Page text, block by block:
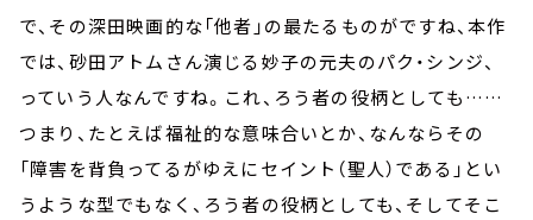
で、その深田映画的な「他者」の最たるものがですね、本作
では、砂田アトムさん演じる妙子の元夫のパク・シンジ、
っていう人なんですね。これ、ろう者の役柄としても……
つまり、たとえば福祉的な意味合いとか、なんならその
「障害を背負ってるがゆえにセイント（聖人）である」とい
うような型でもなく、ろう者の役柄としても、そしてそこ